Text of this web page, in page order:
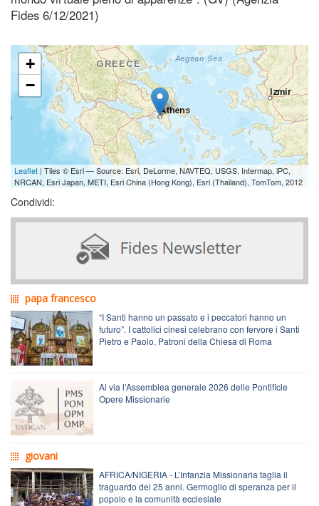
Fides 6/12/2021)
+
−
Leaflet | Tiles © Esri — Source: Esri, DeLorme, NAVTEQ, USGS, Intermap, iPC,
NRCAN, Esri Japan, METI, Esri China (Hong Kong), Esri (Thailand), TomTom, 2012
Condividi:
papa francesco
“I Santi hanno un passato e i peccatori hanno un
futuro”. I cattolici cinesi celebrano con fervore i Santi
Pietro e Paolo, Patroni della Chiesa di Roma
Al via l’Assemblea generale 2026 delle Pontificie
Opere Missionarie
giovani
AFRICA/NIGERIA - L’Infanzia Missionaria taglia il
traguardo dei 25 anni. Germoglio di speranza per il
popolo e la comunità ecclesiale